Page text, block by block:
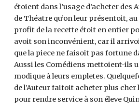
étoient dans l’usage d’acheter des
de Théatre qu’on leur présentoit,
profit de la recette étoit en entier
avoit son inconvénient, car il
que la piece ne faisoit pas fortune
Aussi les Comédiens mettoient-ils
modique à leurs empletes.
de l’Auteur faifoit acheter plus
pour rendre service à son éleve